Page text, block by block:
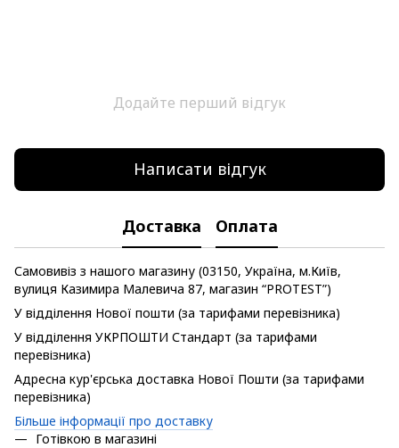
Додайте перший відгук
Написати відгук
Доставка Оплата
Самовивіз з нашого магазину (03150, Україна, м.Київ,
вулиця Казимира Малевича 87, магазин “PROTEST”)
У відділення Нової пошти (за тарифами перевізника)
У відділення УКРПОШТИ Стандарт (за тарифами
перевізника)
Адресна кур'єрська доставка Нової Пошти (за тарифами
перевізника)
Більше інформації про доставку
Готівкою в магазині